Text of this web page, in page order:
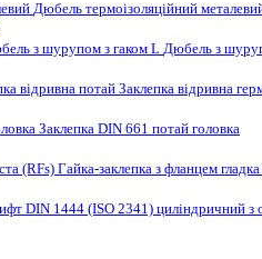
Дюбель термоізоляційний
з шурупом з гаком L Дюбель з
відривна потай Заклепка відривна
Заклепка DIN 661 потай головка
(RFs) Гайка-заклепка з фланцем
DIN 1444 (ISO 2341) циліндричний з